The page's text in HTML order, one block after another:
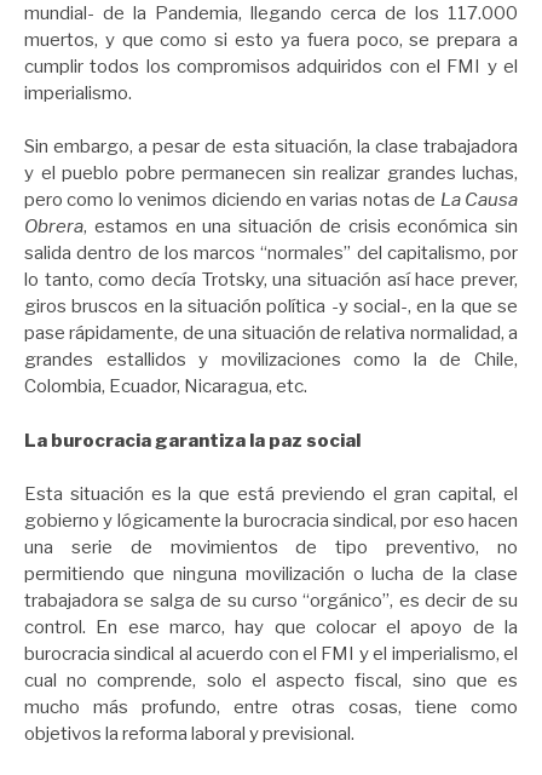
mundial- de la Pandemia, llegando cerca de los 117.000
muertos, y que como si esto ya fuera poco, se prepara a
cumplir todos los compromisos adquiridos con el FMI y el
imperialismo.
Sin embargo, a pesar de esta situación, la clase trabajadora
y el pueblo pobre permanecen sin realizar grandes luchas,
pero como lo venimos diciendo en varias notas de La Causa
Obrera, estamos en una situación de crisis económica sin
salida dentro de los marcos “normales” del capitalismo, por
lo tanto, como decía Trotsky, una situación así hace prever,
giros bruscos en la situación política -y social-, en la que se
pase rápidamente, de una situación de relativa normalidad, a
grandes estallidos y movilizaciones como la de Chile,
Colombia, Ecuador, Nicaragua, etc.
La burocracia garantiza la paz social
Esta situación es la que está previendo el gran capital, el
gobierno y lógicamente la burocracia sindical, por eso hacen
una serie de movimientos de tipo preventivo, no
permitiendo que ninguna movilización o lucha de la clase
trabajadora se salga de su curso “orgánico”, es decir de su
control. En ese marco, hay que colocar el apoyo de la
burocracia sindical al acuerdo con el FMI y el imperialismo, el
cual no comprende, solo el aspecto fiscal, sino que es
mucho más profundo, entre otras cosas, tiene como
objetivos la reforma laboral y previsional.